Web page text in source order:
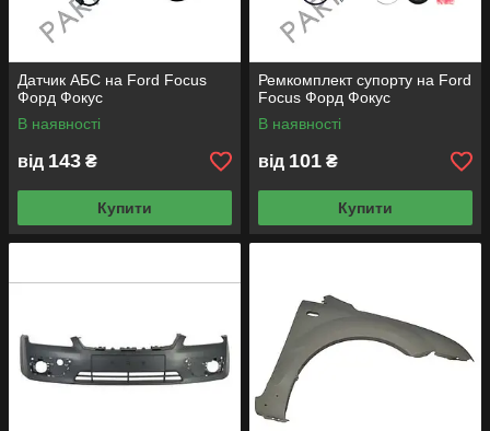
Датчик АБС на Ford Focus
Форд Фокус
В наявності
від 143 ₴
Купити
Ремкомплект супорту на Ford
Focus Форд Фокус
В наявності
від 101 ₴
Купити